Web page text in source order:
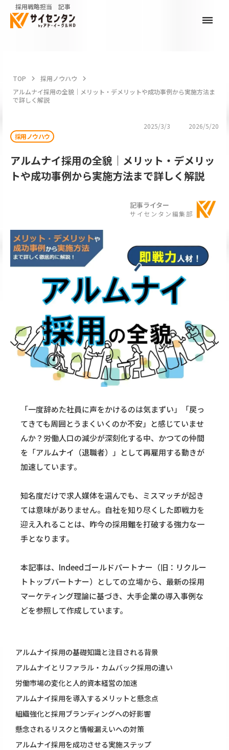
dehaze
TOP keyboard_arrow_right 採用ノウハウ keyboard_arrow_right
アルムナイ採用の全貌｜メリット・デメリットや成功事例から実施方法ま
で詳しく解説
2025/3/3
2026/5/20
採用ノウハウ
アルムナイ採用の全貌｜メリット・デメリッ
トや成功事例から実施方法まで詳しく解説
記事ライター
サイセンタン編集部
「一度辞めた社員に声をかけるのは気まずい」「戻っ
てきても周囲とうまくいくのか不安」と感じていませ
んか？労働人口の減少が深刻化する中、かつての仲間
を「アルムナイ（退職者）」として再雇用する動きが
加速しています。
知名度だけで求人媒体を選んでも、ミスマッチが起き
ては意味がありません。自社を知り尽くした即戦力を
迎え入れることは、昨今の採用難を打破する強力な一
手となります。
本記事は、Indeedゴールドパートナー（旧：リクルー
トトップパートナー）としての立場から、最新の採用
マーケティング理論に基づき、大手企業の導入事例な
どを参照して作成しています。
アルムナイ採用の基礎知識と注目される背景
アルムナイとリファラル・カムバック採用の違い
労働市場の変化と人的資本経営の加速
アルムナイ採用を導入するメリットと懸念点
組織強化と採用ブランディングへの好影響
懸念されるリスクと情報漏えいへの対策
アルムナイ採用を成功させる実施ステップ
採用戦略担当 記事